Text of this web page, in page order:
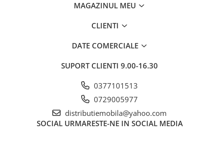
MAGAZINUL MEU
CLIENTI
DATE COMERCIALE
SUPORT CLIENTI 9.00-16.30
0377101513
0729005977
distributiemobila@yahoo.com
SOCIAL URMARESTE-NE IN SOCIAL MEDIA